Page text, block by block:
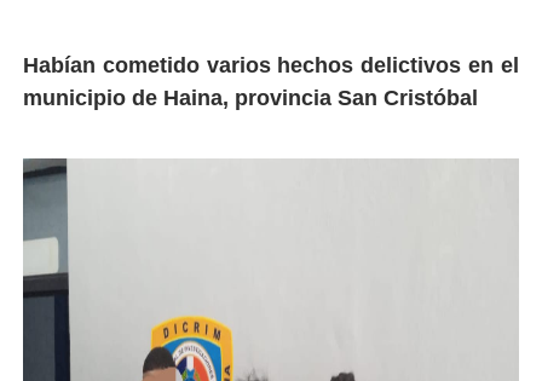
Habían cometido varios hechos delictivos en el
municipio de Haina, provincia San Cristóbal